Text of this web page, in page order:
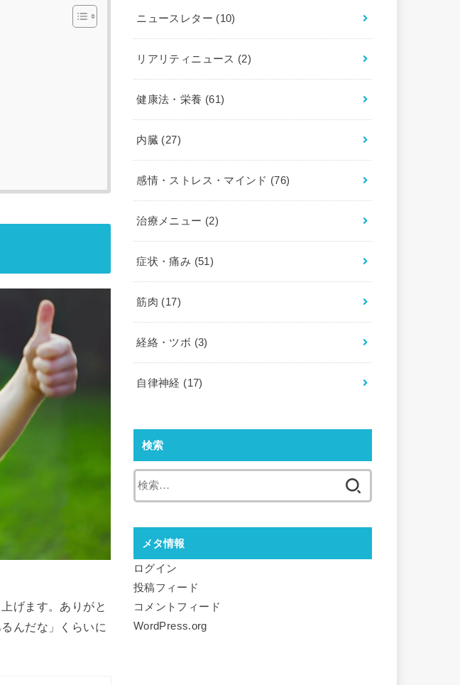
げます。ありがと
んだな」くらいに
ニュースレター (10)
リアリティニュース (2)
健康法・栄養 (61)
内臓 (27)
感情・ストレス・マインド (76)
治療メニュー (2)
症状・痛み (51)
筋肉 (17)
経絡・ツボ (3)
自律神経 (17)
検索
メタ情報
ログイン
投稿フィード
コメントフィード
WordPress.org